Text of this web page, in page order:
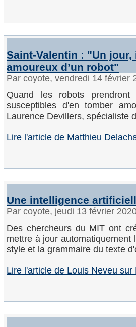
Saint-Valentin : "Un
amoureux d’un robot"
Par coyote, vendredi 14 février
Quand les robots prendront
susceptibles d'en tomber
Laurence Devillers, spécialiste
Lire l'article de Matthieu
Une intelligence
Par coyote, jeudi 13 février
Des chercheurs du MIT ont
mettre à jour
style et la grammaire du texte
Lire l'article de Louis Neveu sur